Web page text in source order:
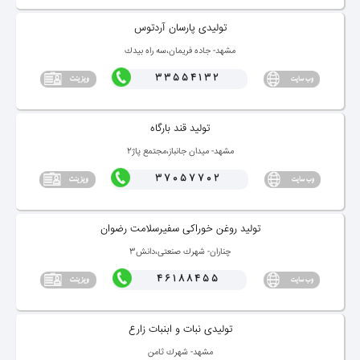
تولیدی پارسان آردتوس
مشهد- جاده فریمان،سه راه بیدك
33554132
تولید قند بارگاه
مشهد- میدان جانباز،مجتمع پاژ2
37057702
تولید روغن خوراكی سفیرسلامت رضوان
چناران- شهرك صنعتی،دانش3
46188455
تولیدی نبات و ابنبات زارع
مشهد- شهرك ثامن